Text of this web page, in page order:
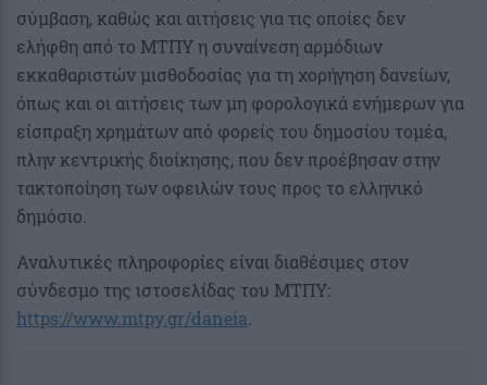
σύμβαση, καθώς και αιτήσεις για τις οποίες δεν
ελήφθη από το ΜΤΠΥ η συναίνεση αρμόδιων
εκκαθαριστών μισθοδοσίας για τη χορήγηση δανείων,
όπως και οι αιτήσεις των μη φορολογικά ενήμερων για
είσπραξη χρημάτων από φορείς του δημοσίου τομέα,
πλην κεντρικής διοίκησης, που δεν προέβησαν στην
τακτοποίηση των οφειλών τους προς το ελληνικό
δημόσιο.
Αναλυτικές πληροφορίες είναι διαθέσιμες στον
σύνδεσμο της ιστοσελίδας του ΜΤΠΥ:
https://www.mtpy.gr/daneia.